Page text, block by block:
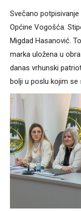
Svečano
Općine Vogošća.
Migdad Hasanović.
marka uložena u
danas vrhunski
bolji u poslu kojim se